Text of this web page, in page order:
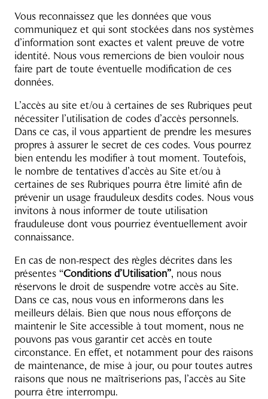
Vous reconnaissez que les données que vous
communiquez et qui sont stockées dans nos systèmes
d’information sont exactes et valent preuve de votre
identité. Nous vous remercions de bien vouloir nous
faire part de toute éventuelle modification de ces
données.
L’accès au site et/ou à certaines de ses Rubriques peut
nécessiter l’utilisation de codes d’accès personnels.
Dans ce cas, il vous appartient de prendre les mesures
propres à assurer le secret de ces codes. Vous pourrez
bien entendu les modifier à tout moment. Toutefois,
le nombre de tentatives d’accès au Site et/ou à
certaines de ses Rubriques pourra être limité afin de
prévenir un usage frauduleux desdits codes. Nous vous
invitons à nous informer de toute utilisation
frauduleuse dont vous pourriez éventuellement avoir
connaissance.
En cas de non-respect des règles décrites dans les
présentes “Conditions d’Utilisation”, nous nous
réservons le droit de suspendre votre accès au Site.
Dans ce cas, nous vous en informerons dans les
meilleurs délais. Bien que nous nous efforçons de
maintenir le Site accessible à tout moment, nous ne
pouvons pas vous garantir cet accès en toute
circonstance. En effet, et notamment pour des raisons
de maintenance, de mise à jour, ou pour toutes autres
raisons que nous ne maîtriserions pas, l’accès au Site
pourra être interrompu.